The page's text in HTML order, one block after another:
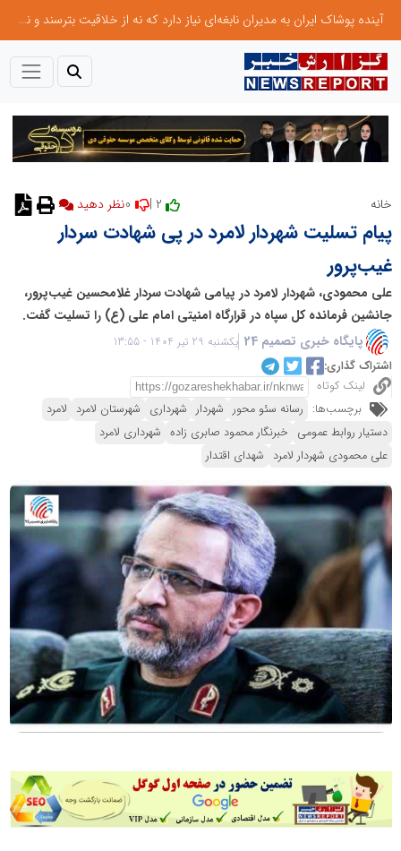
آینده پوشاک ایران به مدیران نابغه‌ای نیاز دارد که نه از خلاقیت بترسند و نه بروکراسی
خانه نظر دهید
پیام تسلیت شهردار لامرد در پی شهادت سردار
غیب‌پرور
علی محمودی، شهردار لامرد در پیامی شهادت سردار غلامحسین غیب‌پرور،
جانشین فرمانده کل سپاه در قرارگاه امنیتی امام علی (ع) را تسلیت گفت.
پایگاه خبری تصمیم 24
یکشنبه 29 تیر 1404 - 13:55
اشتراک گذاری:
لینک کوتاه
برچسب‌ها: رسانه سئو محور شهردار شهرداری شهرستان لامرد لامرد
دستیار روابط عمومی خبرنگار محمود صابری زاده شهرداری لامرد
علی محمودی شهردار لامرد شهدای اقتدار